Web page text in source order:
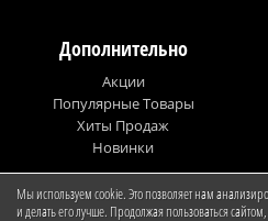
Дополнительно
Акции
Популярные Товары
Хиты Продаж
Новинки
© Enders
Мы используем cookie. Это позволяет нам
и делать его лучше. Продолжая пользоваться